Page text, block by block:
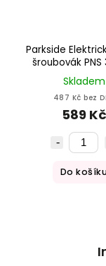
Parkside
šroubovák PNS
Skladem
487 Kč bez
589 Kč
Do